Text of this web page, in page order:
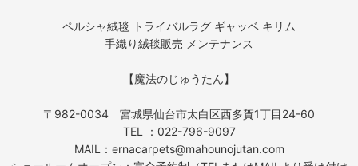
ペルシャ絨毯 トライバルラグ ギャッベ キリム
手織り絨毯販売 メンテナンス
【魔法のじゅうたん】
〒982-0034 宮城県仙台市太白区西多賀1丁目24-60
TEL ：022-796-9097
MAIL：ernacarpets@mahounojutan.com